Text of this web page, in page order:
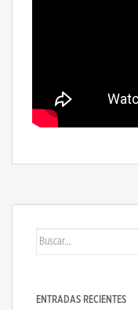
Buscar:
ENTRADAS RECIENTES